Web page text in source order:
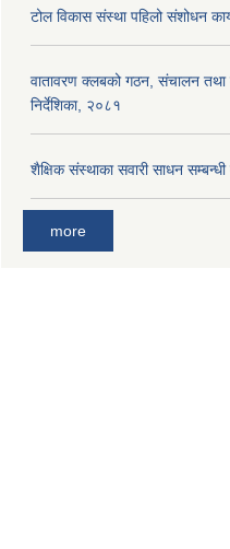
टोल विकास संस्था पहिलो संशोधन
वातावरण क्लबको गठन, संचालन तथा
निर्देशिका, २०८१
शैक्षिक संस्थाका सवारी साधन
more